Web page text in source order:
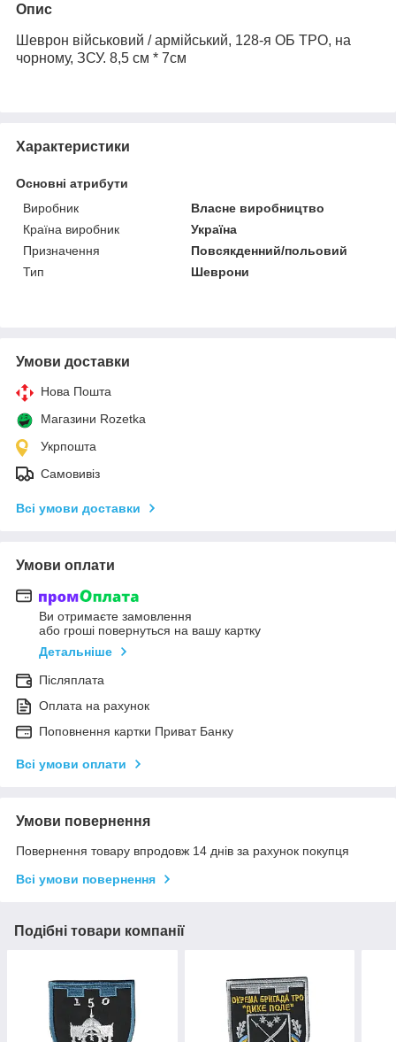
Опис
Шеврон військовий / армійський, 128-я ОБ ТРО, на
чорному, ЗСУ. 8,5 см * 7см
Характеристики
Основні атрибути
Виробник
Власне виробництво
Країна виробник
Україна
Призначення
Повсякденний/польовий
Тип
Шеврони
Умови доставки
Нова Пошта
Магазини Rozetka
Укрпошта
Самовивіз
Всі умови доставки
Умови оплати
Ви отримаєте замовлення
або гроші повернуться на вашу картку
Детальніше
Післяплата
Оплата на рахунок
Поповнення картки Приват Банку
Всі умови оплати
Умови повернення
Повернення товару впродовж 14 днів за рахунок покупця
Всі умови повернення
Подібні товари компанії